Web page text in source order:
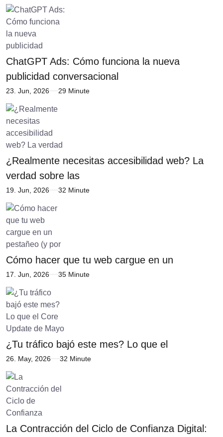
ChatGPT Ads: Cómo funciona la nueva
publicidad conversacional
23. Jun, 2026 29 Minute
¿Realmente necesitas accesibilidad web? La
verdad sobre las
19. Jun, 2026 32 Minute
Cómo hacer que tu web cargue en un
17. Jun, 2026 35 Minute
¿Tu tráfico bajó este mes? Lo que el
26. May, 2026 32 Minute
La Contracción del Ciclo de Confianza Digital: